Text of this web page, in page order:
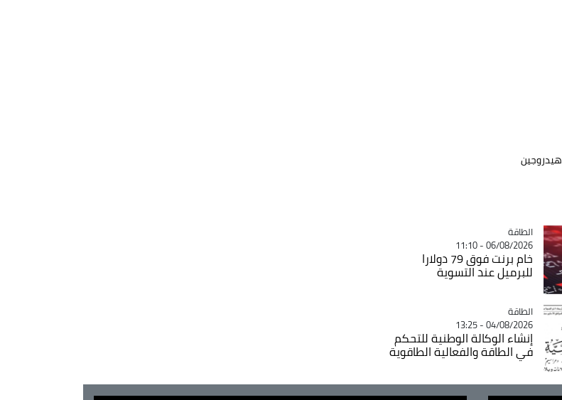
هيدروجين
Catégorie
الطاقة
06/08/2026 - 11:10
خام برنت فوق 79 دولارا
للبرميل عند التسوية
Catégorie
الطاقة
04/08/2026 - 13:25
إنشاء الوكالة الوطنية للتحكم
في الطاقة والفعالية الطاقوية